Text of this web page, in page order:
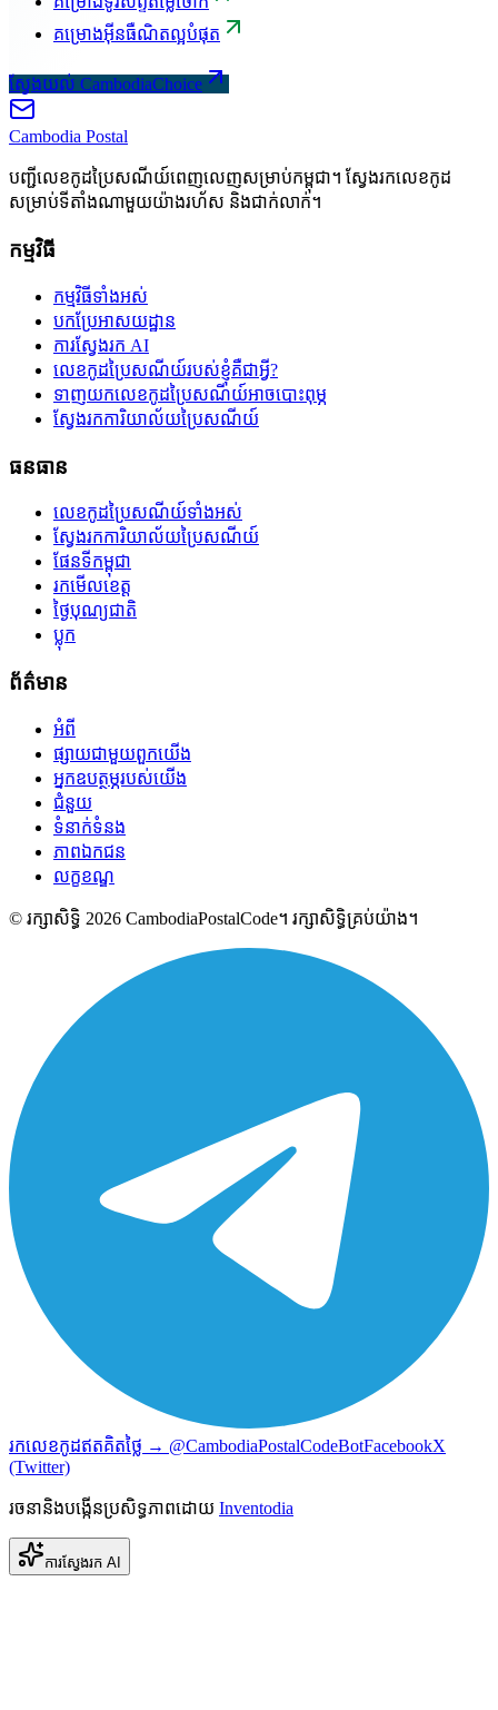
គម្រោងអ៊ីនធឺណិតល្អបំផុត
ស្វែងយល់ CambodiaChoice
Cambodia Postal
បញ្ជីលេខកូដប្រៃសណីយ៍ពេញលេញសម្រាប់កម្ពុជា។ ស្វែងរកលេខកូដ
សម្រាប់ទីតាំងណាមួយយ៉ាងរហ័ស និងជាក់លាក់។
កម្មវិធី
កម្មវិធីទាំងអស់
បកប្រែអាសយដ្ឋាន
ការស្វែងរក AI
លេខកូដប្រៃសណីយ៍របស់ខ្ញុំគឺជាអ្វី?
ទាញយកលេខកូដប្រៃសណីយ៍អាចបោះពុម្ភ
ស្វែងរកការិយាល័យប្រៃសណីយ៍
ធនធាន
លេខកូដប្រៃសណីយ៍ទាំងអស់
ស្វែងរកការិយាល័យប្រៃសណីយ៍
ផែនទីកម្ពុជា
រកមើលខេត្ត
ថ្ងៃបុណ្យជាតិ
ប្លុក
ព័ត៌មាន
អំពី
ផ្សាយជាមួយពួកយើង
អ្នកឧបត្ថម្ភរបស់យើង
ជំនួយ
ទំនាក់ទំនង
ភាពឯកជន
លក្ខខណ្ឌ
© រក្សាសិទ្ធិ 2026 CambodiaPostalCode។ រក្សាសិទ្ធិគ្រប់យ៉ាង។
រកលេខកូដឥតគិតថ្លៃ → @CambodiaPostalCodeBotFacebookX
(Twitter)
រចនានិងបង្កើនប្រសិទ្ធភាពដោយ Inventodia
ការស្វែងរក AI